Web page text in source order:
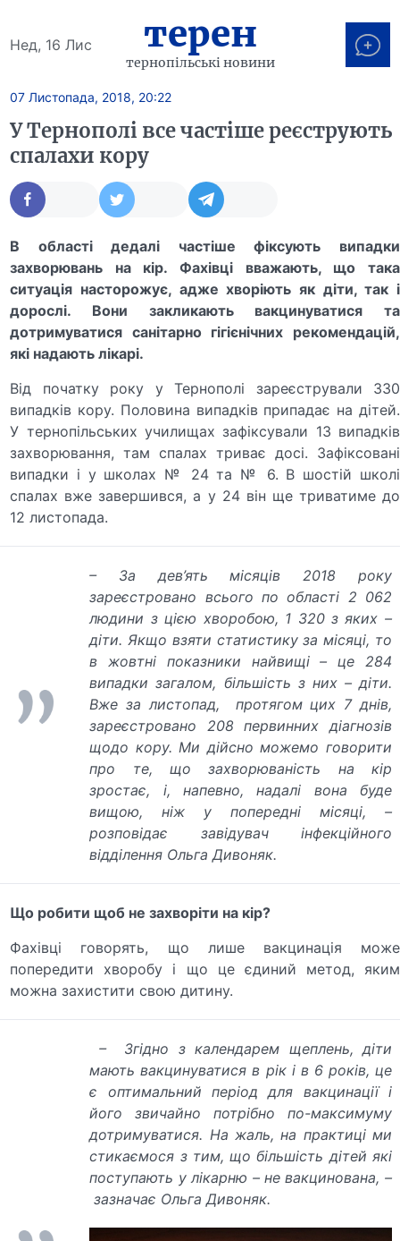
Нед, 16 Лис терен
тернопільські новини
07 Листопада, 2018, 20:22
У Тернополі все частіше реєструють
спалахи кору
В області дедалі частіше фіксують випадки
захворювань на кір. Фахівці вважають, що така
ситуація насторожує, адже хворіють як діти, так і
дорослі. Вони закликають вакцинуватися та
дотримуватися санітарно гігієнічних рекомендацій,
які надають лікарі.
Від початку року у Тернополі зареєстрували 330
випадків кору. Половина випадків припадає на дітей.
У тернопільських училищах зафіксували 13 випадків
захворювання, там спалах триває досі. Зафіксовані
випадки і у школах № 24 та № 6. В шостій школі
спалах вже завершився, а у 24 він ще триватиме до
12 листопада.
– За дев’ять місяців 2018 року
зареєстровано всього по області 2 062
людини з цією хворобою, 1 320 з яких –
діти. Якщо взяти статистику за місяці, то
в жовтні показники найвищі – це 284
випадки загалом, більшість з них – діти.
Вже за листопад, протягом цих 7 днів,
зареєстровано 208 первинних діагнозів
щодо кору. Ми дійсно можемо говорити
про те, що захворюваність на кір
зростає, і, напевно, надалі вона буде
вищою, ніж у попередні місяці, –
розповідає завідувач інфекційного
відділення Ольга Дивоняк.
Що робити щоб не захворіти на кір?
Фахівці говорять, що лише вакцинація може
попередити хворобу і що це єдиний метод, яким
можна захистити свою дитину.
– Згідно з календарем щеплень, діти
мають вакцинуватися в рік і в 6 років, це
є оптимальний період для вакцинації і
його звичайно потрібно по-максимуму
дотримуватися. На жаль, на практиці ми
стикаємося з тим, що більшість дітей які
поступають у лікарню – не вакцинована, –
зазначає Ольга Дивоняк.